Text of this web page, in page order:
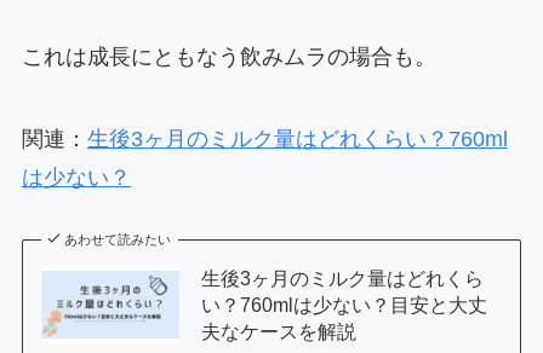
これは成長にともなう飲みムラの場合も。
関連： 生後3ヶ月のミルク量はどれくらい？760ml
は少ない？
あわせて読みたい
生後3ヶ月のミルク量はどれくら
い？760mlは少ない？目安と大丈
夫なケースを解説